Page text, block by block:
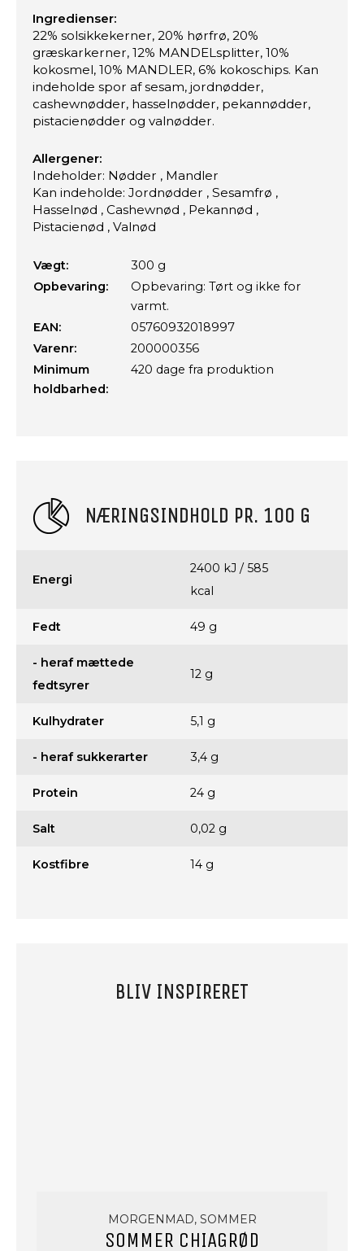
NÆRINGSINDHOLD PR. 100 G
Energi
2400 kJ / 585
kcal
Fedt 49 g
- heraf mættede
fedtsyrer
12 g
Kulhydrater 5,1 g
- heraf sukkerarter 3,4 g
Protein 24 g
Salt 0,02 g
Kostfibre 14 g
Ingredienser:
22% solsikkekerner, 20% hørfrø, 20%
græskarkerner, 12% MANDELsplitter, 10%
kokosmel, 10% MANDLER, 6% kokoschips. Kan
indeholde spor af sesam, jordnødder,
cashewnødder, hasselnødder, pekannødder,
pistacienødder og valnødder.
Allergener:
Indeholder: Nødder , Mandler
Kan indeholde: Jordnødder , Sesamfrø ,
Hasselnød , Cashewnød , Pekannød ,
Pistacienød , Valnød
Vægt:
300 g
Opbevaring:
Opbevaring: Tørt og ikke for
varmt.
EAN:
05760932018997
Varenr:
200000356
Minimum
holdbarhed:
420 dage fra produktion
BLIV INSPIRERET
MORGENMAD, SOMMER
SOMMER CHIAGRØD